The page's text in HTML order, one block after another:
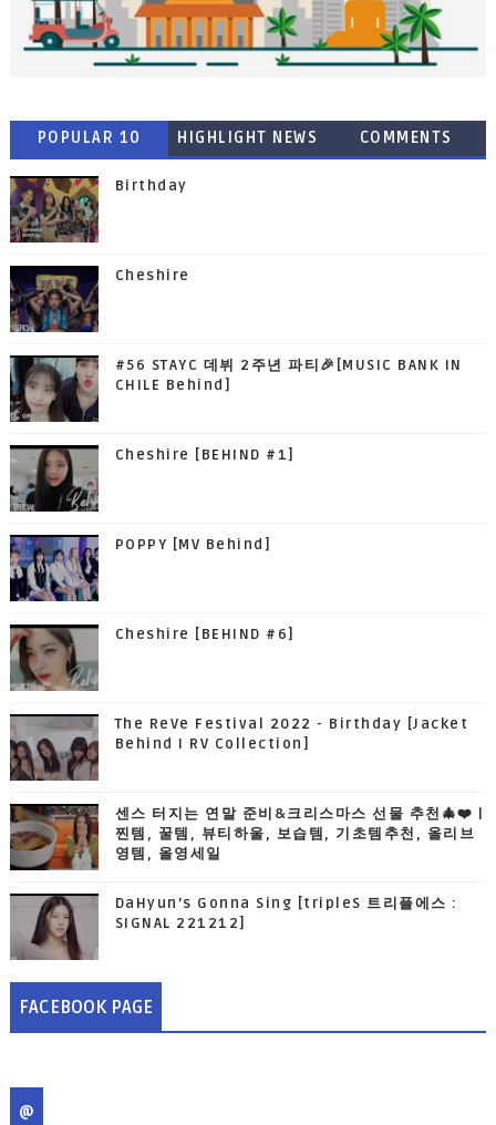
POPULAR 10 HIGHLIGHT NEWS COMMENTS
Birthday
Cheshire
#56 STAYC 데뷔 2주년 파티🎉[MUSIC BANK IN
CHILE Behind]
Cheshire [BEHIND #1]
POPPY [MV Behind]
Cheshire [BEHIND #6]
The ReVe Festival 2022 - Birthday [Jacket
Behind I RV Collection]
센스 터지는 연말 준비&크리스마스 선물 추천🎄❤️ |
찐템, 꿀템, 뷰티하울, 보습템, 기초템추천, 올리브
영템, 올영세일
DaHyun’s Gonna Sing [tripleS 트리플에스 :
SIGNAL 221212]
FACEBOOK PAGE
@